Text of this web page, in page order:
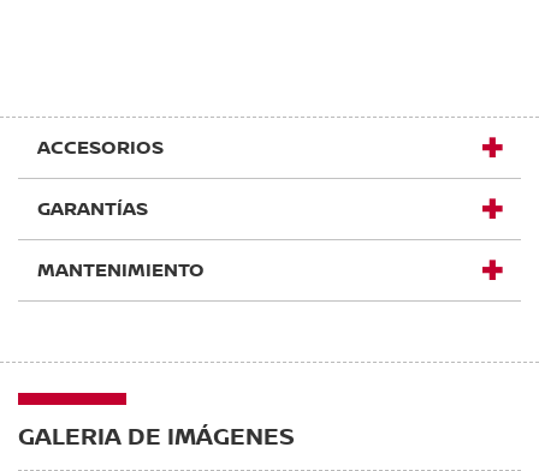
ACCESORIOS
GARANTÍAS
MANTENIMIENTO
GALERIA DE IMÁGENES